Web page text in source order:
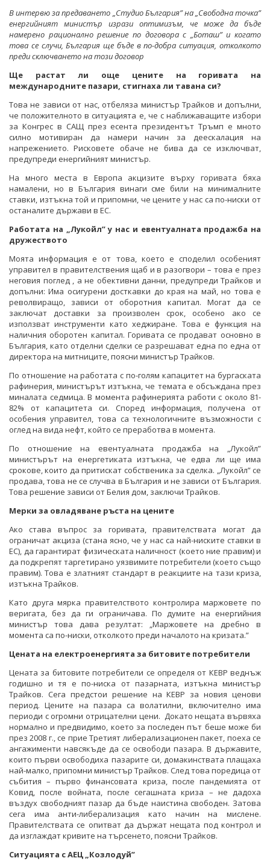
В интервю за предаването „Студио България” на „Свободна точка”
енергийният министър изрази оптимизъм, че може да бъде
намерено рационално решение по договора с „Боташ” и когато
това се случи, България ще бъде в по-добра ситуация, отколкото
преди сключването на този договор
Ще растат ли още цените на горивата на
международните пазари, стигнаха ли тавана си?
Това не зависи от нас, отбеляза министър Трайков и допълни,
че положителното в ситуацията е, че с наближаващите избори
за Конгрес в САЩ през есента президентът Тръмп е мното
силно мотивиран да намери начин за деескалация на
напрежението. Рисковете обаче не бива да се изключват,
предупреди енергийният министър.
На много места в Европа акцизите върху горивата бяха
намалени, но в България винаги сме били на минималните
ставки, изтъкна той и припомни, че цените у нас са по-ниски от
останалите държави в ЕС.
Работата на „Лукойл” у нас и евентуалната продажба на
дружеството
Моята информация е от това, което е споделил особеният
управител в правителствения щаб и в разогвори – това е през
неговия поглед , а не обективни данни, предупреди Трайков и
допълни: Има осигурени досткавки до края на май, но това е
револвиращо, зависи от оборотния капитал. Могат да се
заключат доставки за произволен срок, особено ако се
използват инструменти като хеджиране. Това е функция на
наличния оборотен капитал. Горивата се продават основно в
България, като отделни сделки се разрешават една по една от
директора на митниците, поясни министър Трайков.
По отношение на работата с по-голям капацитет на бургаската
рафинерия, министърът изтъкна, че темата е обсъждана през
миналата седмица. В момента рафинерията работи с около 81-
82% от капацитета си. Според информация, получена от
особения управител, това са технологичните възможности с
оглед на вида нефт, който се преработва в момента.
По отношение на евентуалната продажба на „Лукойл”
министърът на енергетиката изтъкна, че едва ли ще има
срокове, които да притискат собственика за сделка. „Лукойл” се
продава, това не се случва в България и не зависи от България.
Това решение зависи от Белия дом, заключи Трайков.
Мерки за овладяване ръста на цените
Ако става въпрос за горивата, правителствата могат да
ограничат акциза (стана ясно, че у нас са най-ниските ставки в
ЕС), да гарантират физическата наличност (което ние правим) и
да подкрепят таргетирано уязвимите потребители (което също
правим). Това е златният стандарт в реакциите на тази криза,
изтъкна Трайков.
Като друга мярка правителството контролира маржовете по
веригата, без да ги ограничава. По думите на енергийния
министър това дава резултат: „Маржовете на дребно в
момента са по-ниски, отколкото преди началото на кризата.”
Цената на електроенергията за битовите потребители
Цената за битовите потребители се определя от КЕВР веднъж
годишно и тя е по-ниска от пазарната, изтъкна министър
Трайков. Сега предстои решение на КЕВР за новия ценови
период. Цените на пазара са волатилни, включително има
периоди с огромни отрицателни цени. Докато нещата вървяха
нормално и предвидимо, което за последен път беше може би
през 2008 г., се прие Третият либерализационен пакет, поеха се
ангажименти навсякъде да се освободи пазара. В държавите,
които първи освободиха пазарите си, домакинствата плащаха
най-малко, припомни министър Трайков. След това поредица от
събития – първо финансовата криза, после пандемията от
Ковид, после войната, после сегашната криза – не дадоха
въздух свободният пазар да бъде наистина свободен. Затова
сега има анти-либерализация като начин на мислене.
Правителствата се опитват да държат нещата под контрол и
да изглаждат кривите на търсенето, поясни Трайков.
Ситуацията с АЕЦ „Козлодуй”